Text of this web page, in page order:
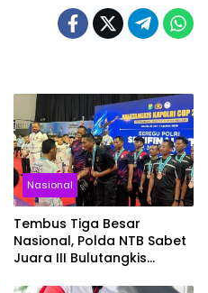
Nasional
Tembus Tiga Besar
Nasional, Polda NTB Sabet
Juara III Bulutangkis